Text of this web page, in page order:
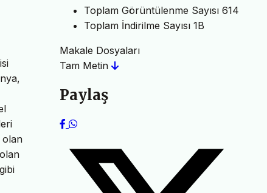
olan
Toplam Görüntülenme Sayısı 614
Toplam İndirilme Sayısı 1B
Makale Dosyaları
Tam Metin
Paylaş